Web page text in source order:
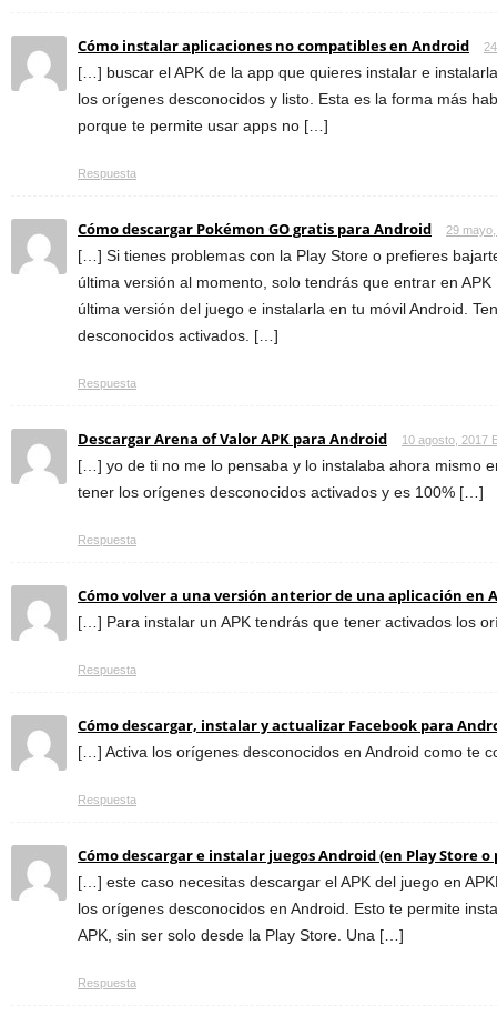
Cómo instalar aplicaciones no compatibles en Android
[…] buscar el APK de la app que quieres instalar e
los orígenes desconocidos y listo. Esta es la forma más
porque te permite usar apps no […]
Respuesta
Cómo descargar Pokémon GO gratis para Android 29
[…] Si tienes problemas con la Play Store o prefieres
última versión al momento, solo tendrás que entrar en
última versión del juego e instalarla en tu móvil Android.
desconocidos activados. […]
Respuesta
Descargar Arena of Valor APK para Android 10 agosto, 2017
[…] yo de ti no me lo pensaba y lo instalaba ahora mismo
tener los orígenes desconocidos activados y es 100% […]
Respuesta
Cómo volver a una versión anterior de una aplicación en
[…] Para instalar un APK tendrás que tener activados los
Respuesta
Cómo descargar, instalar y actualizar Facebook para
[…] Activa los orígenes desconocidos en Android como te
Respuesta
Cómo descargar e instalar juegos Android (en Play Store o
[…] este caso necesitas descargar el APK del juego en
los orígenes desconocidos en Android. Esto te permite
APK, sin ser solo desde la Play Store. Una […]
Respuesta